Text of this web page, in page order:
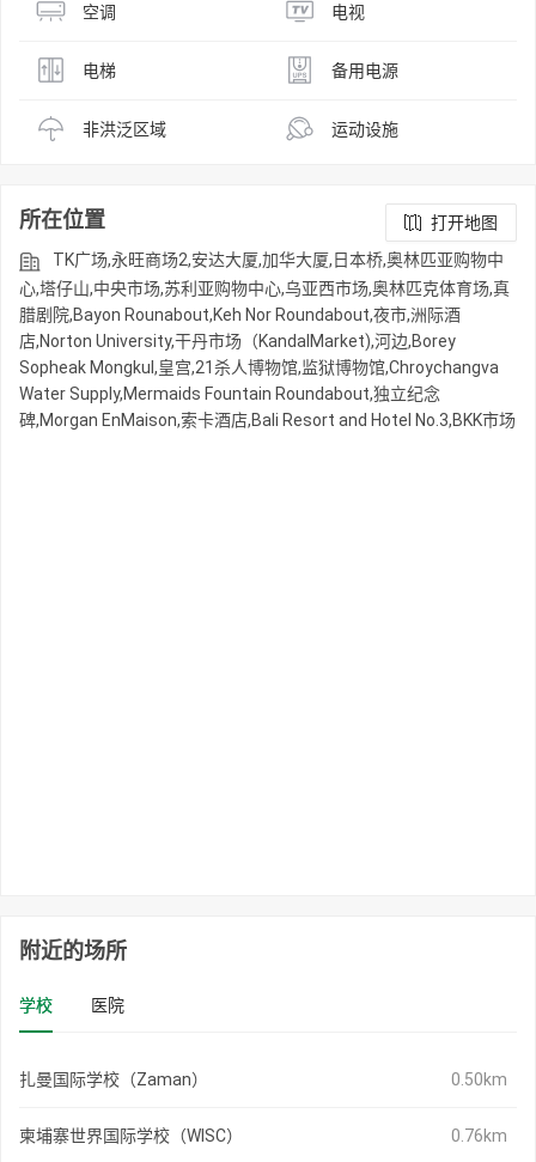
空调 电视
电梯 备用电源
非洪泛区域 运动设施
所在位置
打开地图
TK广场,永旺商场2,安达大厦,加华大厦,日本桥,奥林匹亚购物中
心,塔仔山,中央市场,苏利亚购物中心,乌亚西市场,奥林匹克体育场,真
腊剧院,Bayon Rounabout,Keh Nor Roundabout,夜市,洲际酒
店,Norton University,干丹市场（KandalMarket),河边,Borey
Sopheak Mongkul,皇宫,21杀人博物馆,监狱博物馆,Chroychangva
Water Supply,Mermaids Fountain Roundabout,独立纪念
碑,Morgan EnMaison,索卡酒店,Bali Resort and Hotel No.3,BKK市场
附近的场所
学校 医院
扎曼国际学校（Zaman） 0.50km
柬埔寨世界国际学校（WISC） 0.76km